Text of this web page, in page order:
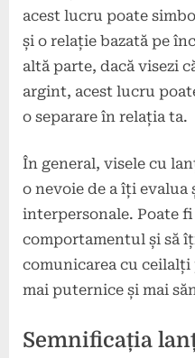
acest lucru poate
și o relație bazată pe
altă parte, dacă visezi
argint, acest lucru
o separare în relația ta.
În general, visele cu
o nevoie de a îți
interpersonale. Poate
comportamentul și să
comunicarea cu
mai puternice și mai
Semnificația